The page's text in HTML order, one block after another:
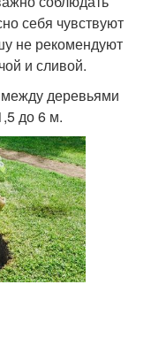
себя чувствуют
не рекомендуют
и сливой.
деревьями
до 6 м.